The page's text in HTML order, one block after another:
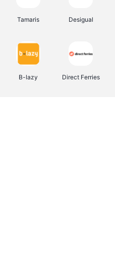
Tamaris Desigual
B-lazy Direct Ferries